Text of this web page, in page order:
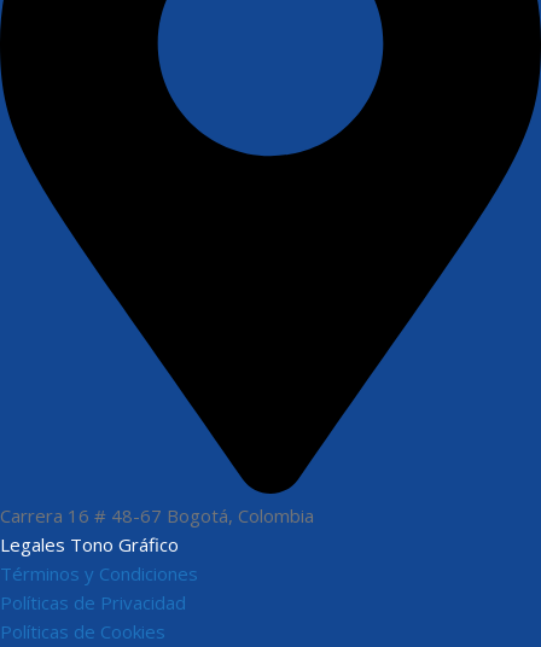
Carrera 16 # 48-67 Bogotá, Colombia
Legales Tono Gráfico
Términos y Condiciones
Políticas de Privacidad
Políticas de Cookies